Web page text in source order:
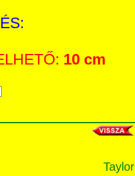
10 cm